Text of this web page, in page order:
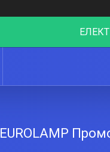
EUROLAMP